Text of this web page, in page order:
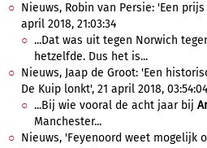
Nieuws, Robin van Persie: 'Een
april 2018, 21:03:34
...Dat was uit tegen Norwich
hetzelfde. Dus het is...
Nieuws, Jaap de Groot: 'Een
De Kuip lonkt', 21 april 2018, 03:54:04
...Bij wie vooral de acht jaar bij
Manchester...
Nieuws, 'Feyenoord weet mogelijk